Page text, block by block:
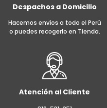
Despachos a Domicilio
Hacemos envíos a todo el Perú
o puedes recogerlo en Tienda.
Atención al Cliente